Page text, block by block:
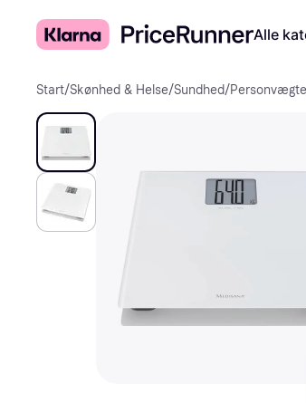
Alle
Start/Skønhed & Helse/Sundhed/Personvægte